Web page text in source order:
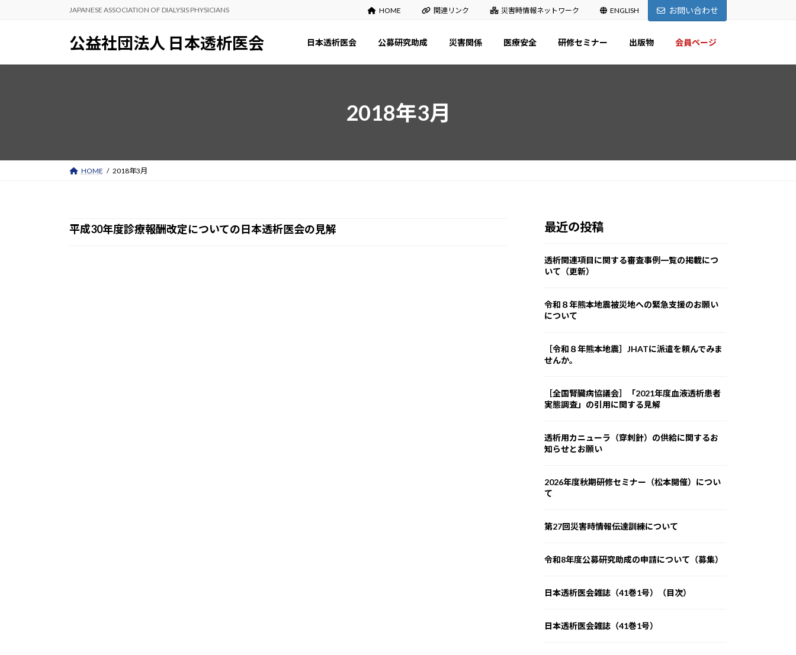
JAPANESE ASSOCIATION OF DIALYSIS PHYSICIANS HOME 関連リンク 災害時情報ネットワーク ENGLISH お問い合わせ
公益社団法人 日本透析医会 日本透析医会 公募研究助成 災害関係 医療安全 研修セミナー 出版物 会員ページ
2018年3月
HOME 2018年3月
平成30年度診療報酬改定についての日本透析医会の見解 最近の投稿
透析関連項目に関する審査事例一覧の掲載につ
いて（更新）
令和８年熊本地震被災地への緊急支援のお願い
について
［令和８年熊本地震］JHATに派遣を頼んでみま
せんか。
［全国腎臓病協議会］「2021年度血液透析患者
実態調査」の引用に関する見解
透析用カニューラ（穿刺針）の供給に関するお
知らせとお願い
2026年度秋期研修セミナー（松本開催）につい
て
第27回災害時情報伝達訓練について
令和8年度公募研究助成の申請について（募集）
日本透析医会雑誌（41巻1号）（目次）
日本透析医会雑誌（41巻1号）